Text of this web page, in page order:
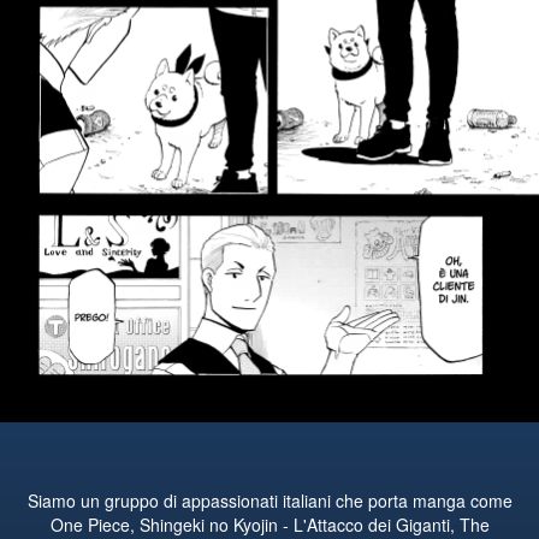
Siamo un gruppo di appassionati italiani che porta manga come
One Piece, Shingeki no Kyojin - L'Attacco dei Giganti, The